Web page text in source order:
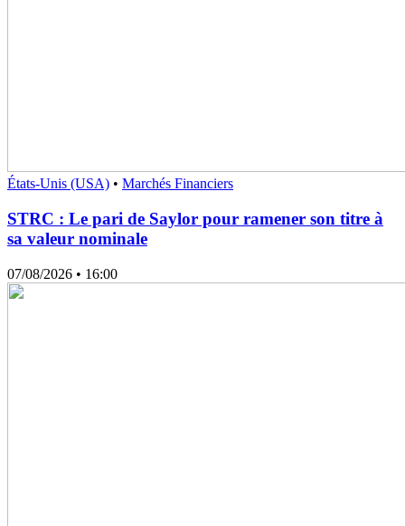
États-Unis (USA) • Marchés Financiers
STRC : Le pari de Saylor pour ramener son titre à
sa valeur nominale
07/08/2026 • 16:00